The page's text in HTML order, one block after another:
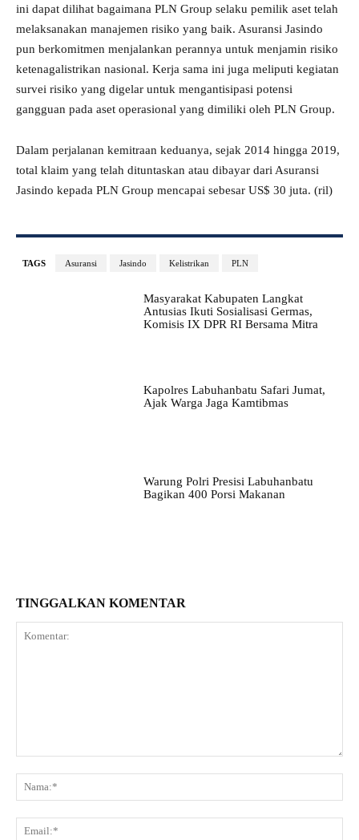
ini dapat dilihat bagaimana PLN Group selaku pemilik aset telah
melaksanakan manajemen risiko yang baik. Asuransi Jasindo
pun berkomitmen menjalankan perannya untuk menjamin risiko
ketenagalistrikan nasional. Kerja sama ini juga meliputi kegiatan
survei risiko yang digelar untuk mengantisipasi potensi
gangguan pada aset operasional yang dimiliki oleh PLN Group.
Dalam perjalanan kemitraan keduanya, sejak 2014 hingga 2019,
total klaim yang telah dituntaskan atau dibayar dari Asuransi
Jasindo kepada PLN Group mencapai sebesar US$ 30 juta. (ril)
TAGS Asuransi Jasindo Kelistrikan PLN
Masyarakat Kabupaten Langkat
Antusias Ikuti Sosialisasi Germas,
Komisis IX DPR RI Bersama Mitra
Kapolres Labuhanbatu Safari Jumat,
Ajak Warga Jaga Kamtibmas
Warung Polri Presisi Labuhanbatu
Bagikan 400 Porsi Makanan
TINGGALKAN KOMENTAR